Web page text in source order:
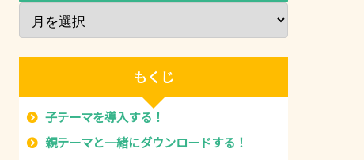
もくじ
子テーマを導入する！
親テーマと一緒にダウンロードする！